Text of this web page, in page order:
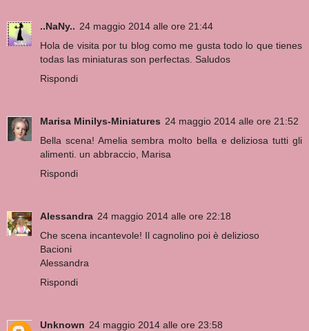
..NaNy.. 24 maggio 2014 alle ore 21:44
Hola de visita por tu blog como me gusta todo lo que tienes
todas las miniaturas son perfectas. Saludos
Rispondi
Marisa Minilys-Miniatures 24 maggio 2014 alle ore 21:52
Bella scena! Amelia sembra molto bella e deliziosa tutti gli
alimenti. un abbraccio, Marisa
Rispondi
Alessandra 24 maggio 2014 alle ore 22:18
Che scena incantevole! Il cagnolino poi è delizioso
Bacioni
Alessandra
Rispondi
Unknown 24 maggio 2014 alle ore 23:58